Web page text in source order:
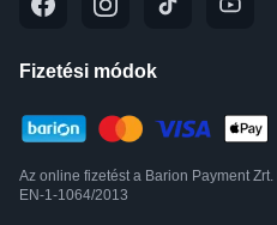
Fizetési módok
Az online fizetést a Barion Payment
EN-1-1064/2013